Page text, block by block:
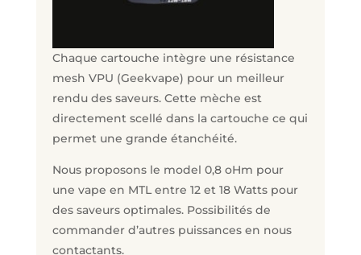
Chaque cartouche intègre une résistance
mesh VPU (Geekvape) pour un meilleur
rendu des saveurs. Cette mèche est
directement scellé dans la cartouche ce qui
permet une grande étanchéité.
Nous proposons le model 0,8 oHm pour
une vape en MTL entre 12 et 18 Watts pour
des saveurs optimales. Possibilités de
commander d’autres puissances en nous
contactants.